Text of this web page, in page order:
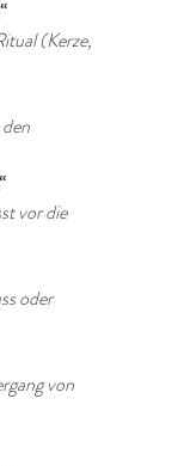
(Kerze,
vor die
oder
von